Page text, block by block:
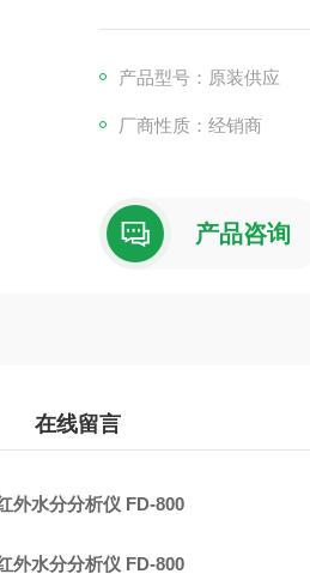
产品型号：原装供应
厂商性质：经销商
产品咨询
在线留言
外水分分析仪 FD-800
外水分分析仪 FD-800